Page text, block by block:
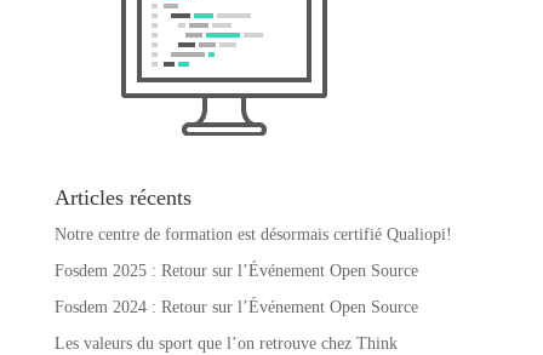
Articles récents
Notre centre de formation est désormais certifié Qualiopi!
Fosdem 2025 : Retour sur l’Événement Open Source
Fosdem 2024 : Retour sur l’Événement Open Source
Les valeurs du sport que l’on retrouve chez Think